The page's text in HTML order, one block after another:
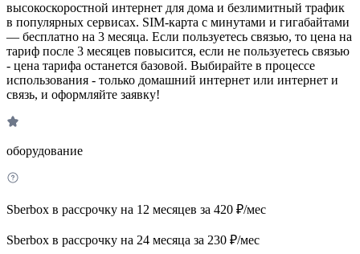
высокоскоростной интернет для дома и безлимитный трафик
в популярных сервисах. SIM-карта с минутами и гигабайтами
— бесплатно на 3 месяца. Если пользуетесь связью, то цена на
тариф после 3 месяцев повысится, если не пользуетесь связью
- цена тарифа останется базовой. Выбирайте в процессе
использования - только домашний интернет или интернет и
связь, и оформляйте заявку!
оборудование
Sberbox в рассрочку на 12 месяцев за 420 ₽/мес
Sberbox в рассрочку на 24 месяца за 230 ₽/мес